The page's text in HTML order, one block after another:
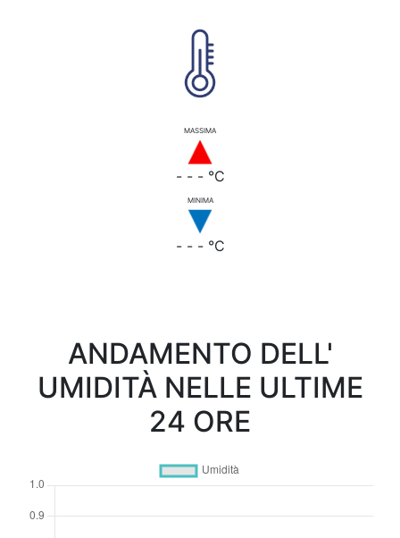
MASSIMA
- - - °C
MINIMA
- - - °C
ANDAMENTO DELL'
UMIDITÀ NELLE ULTIME
24 ORE